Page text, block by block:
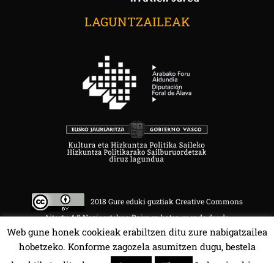
LAGUNTZAILEAK
2018 Gure eduki guztiak Creative Commons
Aitortu 4.0 Nazioartekoa Baimen baten mende daude.
Web gune honek cookieak erabiltzen ditu zure nabigatzailea
hobetzeko. Konforme zagozela asumitzen dugu, bestela